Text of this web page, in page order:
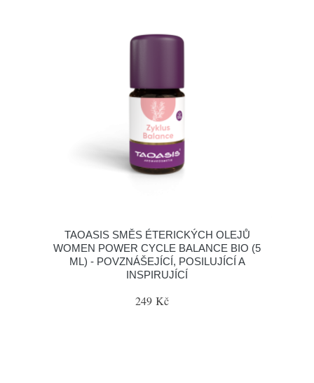
TAOASIS SMĚS ÉTERICKÝCH OLEJŮ
WOMEN POWER CYCLE BALANCE BIO (5
ML) - POVZNÁŠEJÍCÍ, POSILUJÍCÍ A
INSPIRUJÍCÍ
249 Kč